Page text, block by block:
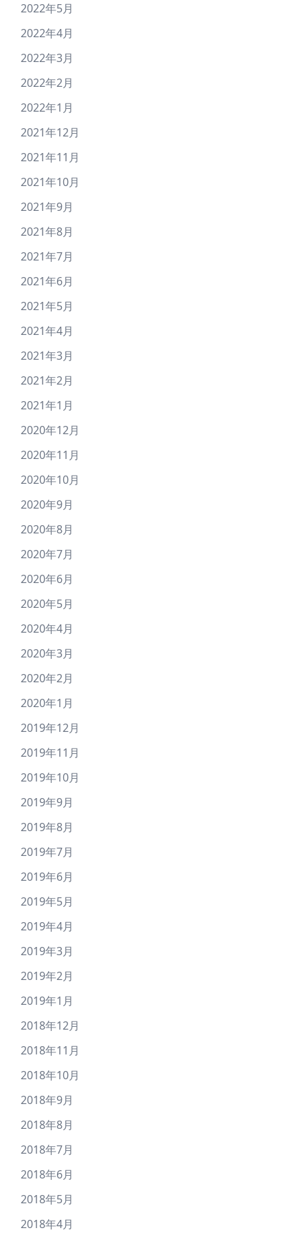
2022年5月
2022年4月
2022年3月
2022年2月
2022年1月
2021年12月
2021年11月
2021年10月
2021年9月
2021年8月
2021年7月
2021年6月
2021年5月
2021年4月
2021年3月
2021年2月
2021年1月
2020年12月
2020年11月
2020年10月
2020年9月
2020年8月
2020年7月
2020年6月
2020年5月
2020年4月
2020年3月
2020年2月
2020年1月
2019年12月
2019年11月
2019年10月
2019年9月
2019年8月
2019年7月
2019年6月
2019年5月
2019年4月
2019年3月
2019年2月
2019年1月
2018年12月
2018年11月
2018年10月
2018年9月
2018年8月
2018年7月
2018年6月
2018年5月
2018年4月